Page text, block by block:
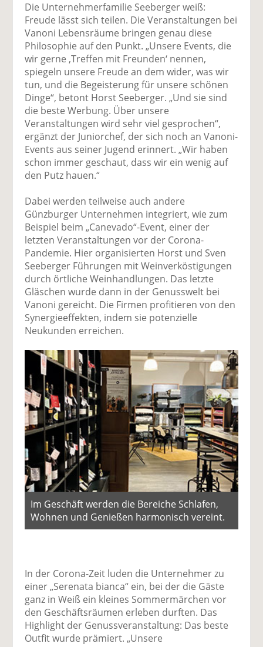
Die Unternehmerfamilie Seeberger weiß:
Freude lässt sich teilen. Die Veranstaltungen bei
Vanoni Lebensräume bringen genau diese
Philosophie auf den Punkt. „Unsere Events, die
wir gerne ‚Treffen mit Freunden‘ nennen,
spiegeln unsere Freude an dem wider, was wir
tun, und die Begeisterung für unsere schönen
Dinge“, betont Horst Seeberger. „Und sie sind
die beste Werbung. Über unsere
Veranstaltungen wird sehr viel gesprochen“,
ergänzt der Juniorchef, der sich noch an Vanoni-
Events aus seiner Jugend erinnert. „Wir haben
schon immer geschaut, dass wir ein wenig auf
den Putz hauen.“
Dabei werden teilweise auch andere
Günzburger Unternehmen integriert, wie zum
Beispiel beim „Canevado“-Event, einer der
letzten Veranstaltungen vor der Corona-
Pandemie. Hier organisierten Horst und Sven
Seeberger Führungen mit Weinverköstigungen
durch örtliche Weinhandlungen. Das letzte
Gläschen wurde dann in der Genusswelt bei
Vanoni gereicht. Die Firmen profitieren von den
Synergieeffekten, indem sie potenzielle
Neukunden erreichen.
Im Geschäft werden die Bereiche Schlafen,
Wohnen und Genießen harmonisch vereint.
In der Corona-Zeit luden die Unternehmer zu
einer „Serenata bianca“ ein, bei der die Gäste
ganz in Weiß ein kleines Sommermärchen vor
den Geschäftsräumen erleben durften. Das
Highlight der Genussveranstaltung: Das beste
Outfit wurde prämiert. „Unsere